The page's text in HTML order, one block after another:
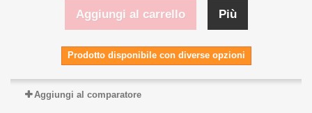
Aggiungi al carrello Più
Prodotto disponibile con diverse opzioni
Aggiungi al comparatore